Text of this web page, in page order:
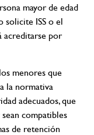
mayor de edad
solicite ISS o el
acreditarse por
menores que
la normativa
adecuados, que
compatibles
de retención